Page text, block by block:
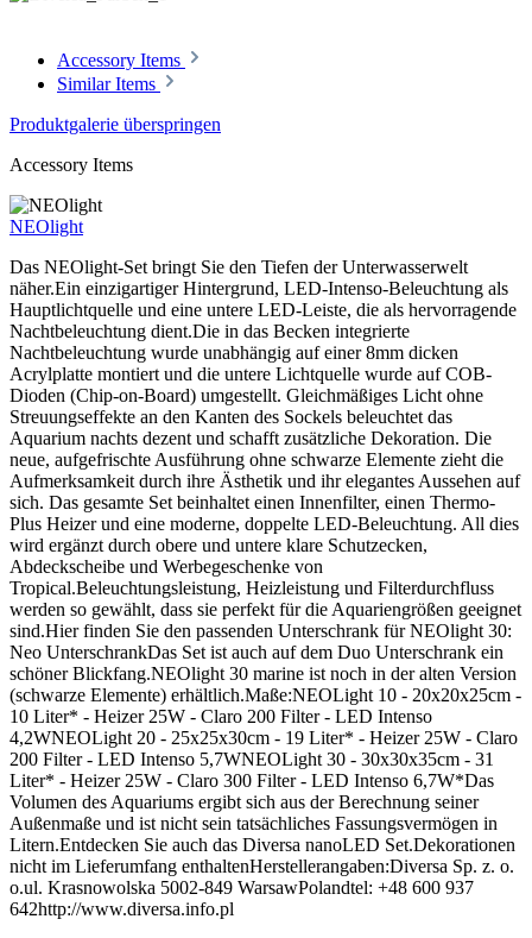
Accessory Items
Similar Items
Produktgalerie überspringen
Accessory Items
NEOlight
Das NEOlight-Set bringt Sie den Tiefen der Unterwasserwelt
näher.Ein einzigartiger Hintergrund, LED-Intenso-Beleuchtung als
Hauptlichtquelle und eine untere LED-Leiste, die als hervorragende
Nachtbeleuchtung dient.Die in das Becken integrierte
Nachtbeleuchtung wurde unabhängig auf einer 8mm dicken
Acrylplatte montiert und die untere Lichtquelle wurde auf COB-
Dioden (Chip-on-Board) umgestellt. Gleichmäßiges Licht ohne
Streuungseffekte an den Kanten des Sockels beleuchtet das
Aquarium nachts dezent und schafft zusätzliche Dekoration. Die
neue, aufgefrischte Ausführung ohne schwarze Elemente zieht die
Aufmerksamkeit durch ihre Ästhetik und ihr elegantes Aussehen auf
sich. Das gesamte Set beinhaltet einen Innenfilter, einen Thermo-
Plus Heizer und eine moderne, doppelte LED-Beleuchtung. All dies
wird ergänzt durch obere und untere klare Schutzecken,
Abdeckscheibe und Werbegeschenke von
Tropical.Beleuchtungsleistung, Heizleistung und Filterdurchfluss
werden so gewählt, dass sie perfekt für die Aquariengrößen geeignet
sind.Hier finden Sie den passenden Unterschrank für NEOlight 30:
Neo UnterschrankDas Set ist auch auf dem Duo Unterschrank ein
schöner Blickfang.NEOlight 30 marine ist noch in der alten Version
(schwarze Elemente) erhältlich.Maße:NEOLight 10 - 20x20x25cm -
10 Liter* - Heizer 25W - Claro 200 Filter - LED Intenso
4,2WNEOLight 20 - 25x25x30cm - 19 Liter* - Heizer 25W - Claro
200 Filter - LED Intenso 5,7WNEOLight 30 - 30x30x35cm - 31
Liter* - Heizer 25W - Claro 300 Filter - LED Intenso 6,7W*Das
Volumen des Aquariums ergibt sich aus der Berechnung seiner
Außenmaße und ist nicht sein tatsächliches Fassungsvermögen in
Litern.Entdecken Sie auch das Diversa nanoLED Set.Dekorationen
nicht im Lieferumfang enthaltenHerstellerangaben:Diversa Sp. z. o.
o.ul. Krasnowolska 5002-849 WarsawPolandtel: +48 600 937
642http://www.diversa.info.pl